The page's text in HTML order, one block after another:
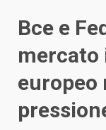
Bce e
mercato
europeo